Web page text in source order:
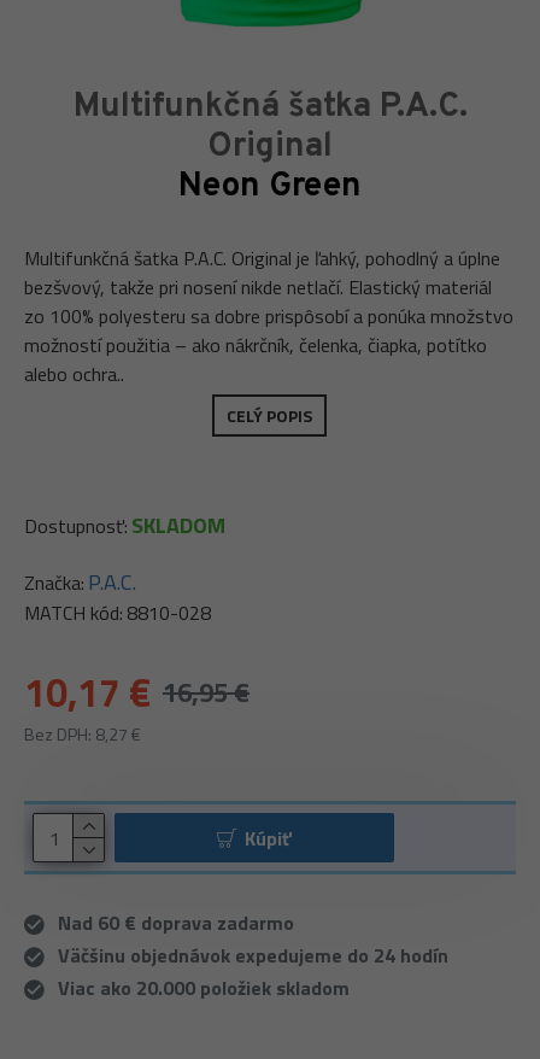
Multifunkčná šatka P.A.C.
Original
Neon Green
Multifunkčná šatka P.A.C. Original je ľahký, pohodlný a úplne
bezšvový, takže pri nosení nikde netlačí. Elastický materiál
zo 100% polyesteru sa dobre prispôsobí a ponúka množstvo
možností použitia – ako nákrčník, čelenka, čiapka, potítko
alebo ochra..
CELÝ POPIS
10,17 € 16,95 €
Bez DPH: 8,27 €
Dostupnosť: SKLADOM
Značka: P.A.C.
MATCH kód: 8810-028
Kúpiť
Nad 60 € doprava zadarmo
Väčšinu objednávok expedujeme do 24 hodín
Viac ako 20.000 položiek skladom